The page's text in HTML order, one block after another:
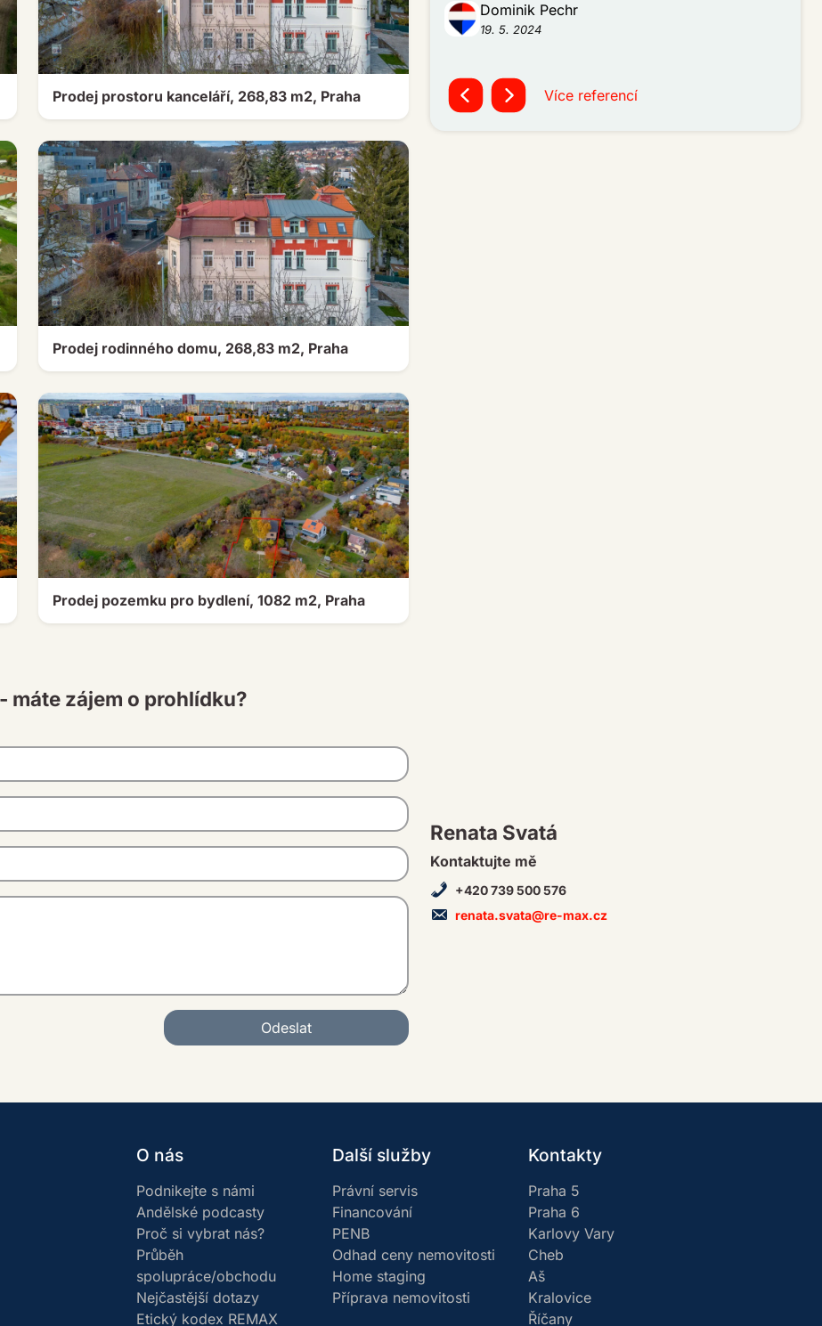
Prodej prostoru kanceláří, 268,83 m2, Praha
Prodej rodinného domu, 268,83 m2, Praha
Prodej pozemku pro bydlení, 1082 m2, Praha
Dominik Pechr
19. 5. 2024
Více referencí
máte zájem o prohlídku?
Odeslat
Renata Svatá
Kontaktujte mě
+420 739 500 576
renata.svata@re-max.cz
O nás
Podnikejte s námi
Andělské podcasty
Proč si vybrat nás?
Průběh
spolupráce/obchodu
Nejčastější dotazy
Etický kodex REMAX
Další služby
Právní servis
Financování
PENB
Odhad ceny nemovitosti
Home staging
Příprava nemovitosti
Kontakty
Praha 5
Praha 6
Karlovy Vary
Cheb
Aš
Kralovice
Říčany